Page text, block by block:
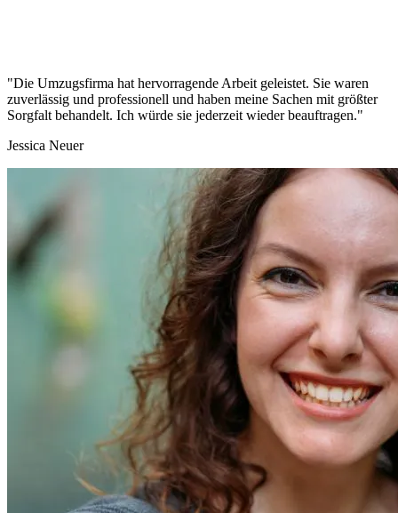
"Die Umzugsfirma hat hervorragende Arbeit geleistet. Sie waren
zuverlässig und professionell und haben meine Sachen mit größter
Sorgfalt behandelt. Ich würde sie jederzeit wieder beauftragen."
Jessica Neuer